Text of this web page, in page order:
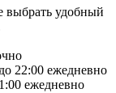
выбрать удобный
22:00 ежедневно
ежедневно